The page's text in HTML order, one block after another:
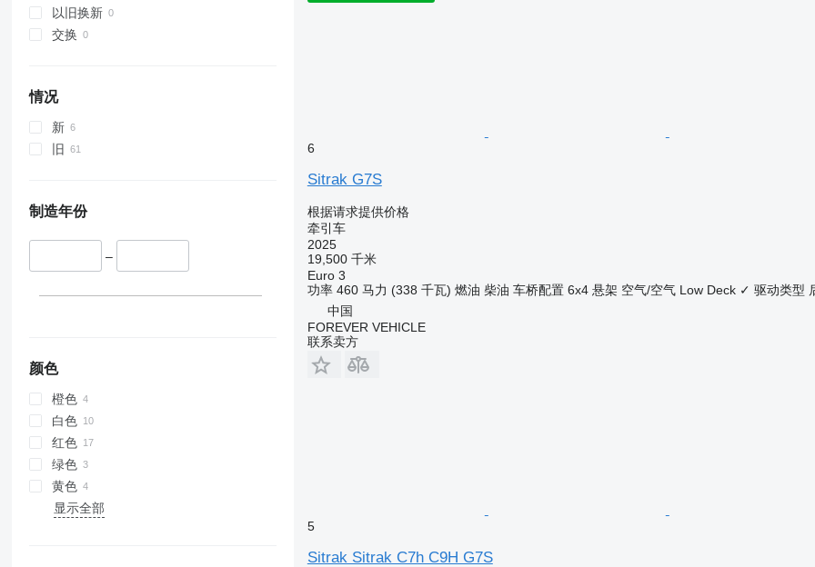
以旧换新
交换
情况
新
旧
制造年份
–
颜色
橙色
白色
红色
绿色
黄色
显示全部
6
Sitrak G7S
根据请求提供价格
牵引车
2025
19,500 千米
Euro 3
功率 460 马力 (338 千瓦) 燃油 柴油 车桥配置 6x4 悬架 空气/空气 Low Deck ✓ 驱动类型
中国
FOREVER VEHICLE
联系卖方
5
Sitrak Sitrak C7h C9H G7S